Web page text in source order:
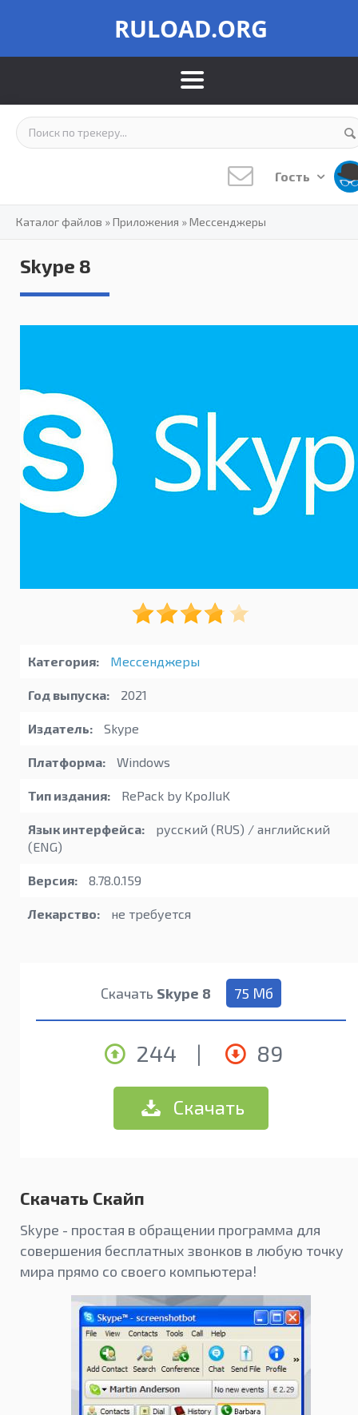
RULOAD.ORG
Гость
Каталог файлов »Приложения »Мессенджеры
Skype 8
Категория: Мессенджеры
Год выпуска: 2021
Издатель: Skype
Платформа: Windows
Тип издания: RePack by KpoJIuK
Язык интерфейса:
русский (RUS) / английский
(ENG)
Версия: 8.78.0.159
Лекарство: не требуется
Скачать Skype 8 75 Мб
244 | 89
Скачать
Скачать Скайп
Skype - простая в обращении программа для
совершения бесплатных звонков в любую точку
мира прямо со своего компьютера!